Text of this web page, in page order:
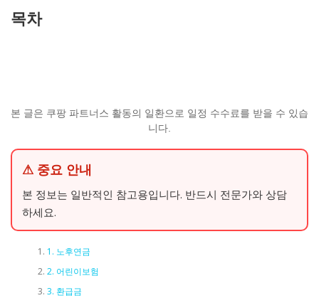
목차
본 글은 쿠팡 파트너스 활동의 일환으로 일정 수수료를 받을 수 있습
니다.
⚠ 중요 안내
본 정보는 일반적인 참고용입니다. 반드시 전문가와 상담
하세요.
1. 노후연금
2. 어린이보험
3. 환급금